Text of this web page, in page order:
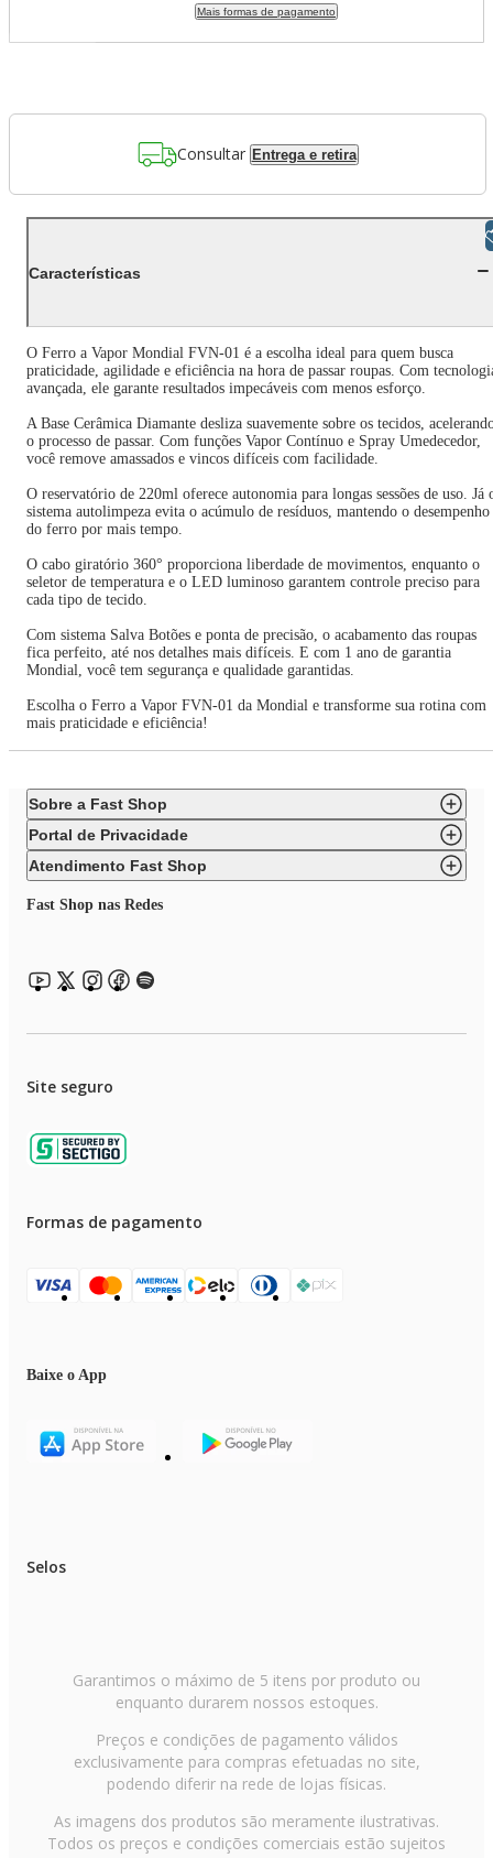
Mais formas de pagamento
Consultar Entrega e retira
Características
O Ferro a Vapor Mondial FVN-01 é a escolha ideal para quem busca
praticidade, agilidade e eficiência na hora de passar roupas. Com
avançada, ele garante resultados impecáveis com menos esforço.
A Base Cerâmica Diamante desliza suavemente sobre os tecidos,
o processo de passar. Com funções Vapor Contínuo e Spray Umedecedor,
você remove amassados e vincos difíceis com facilidade.
O reservatório de 220ml oferece autonomia para longas sessões de uso. Já
sistema autolimpeza evita o acúmulo de resíduos, mantendo o desempenho
do ferro por mais tempo.
O cabo giratório 360° proporciona liberdade de movimentos, enquanto o
seletor de temperatura e o LED luminoso garantem controle preciso para
cada tipo de tecido.
Com sistema Salva Botões e ponta de precisão, o acabamento das roupas
fica perfeito, até nos detalhes mais difíceis. E com 1 ano de garantia
Mondial, você tem segurança e qualidade garantidas.
Escolha o Ferro a Vapor FVN-01 da Mondial e transforme sua rotina com
mais praticidade e eficiência!
Sobre a Fast Shop
Portal de Privacidade
Atendimento Fast Shop
Fast Shop nas Redes
Site seguro
Formas de pagamento
Baixe o App
Selos
Garantimos o máximo de 5 itens por produto ou
enquanto durarem nossos estoques.
Preços e condições de pagamento válidos
exclusivamente para compras efetuadas no site,
podendo diferir na rede de lojas físicas.
As imagens dos produtos são meramente ilustrativas.
Todos os preços e condições comerciais estão sujeitos